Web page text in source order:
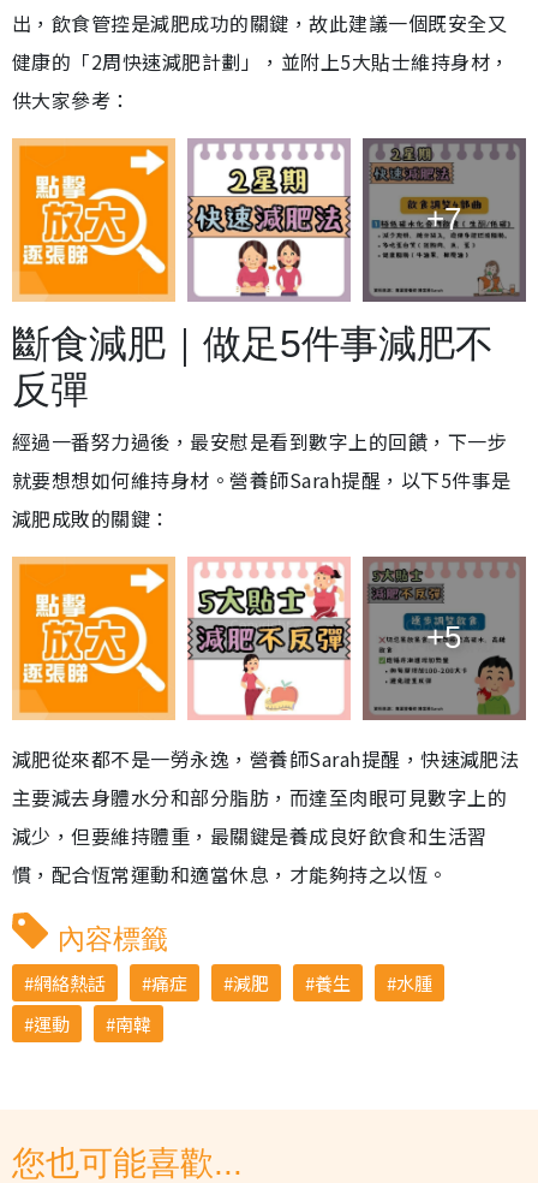
出，飲食管控是減肥成功的關鍵，故此建議一個既安全又
健康的「2周快速減肥計劃」，並附上5大貼士維持身材，
供大家參考：
+7
斷食減肥｜做足5件事減肥不
反彈
經過一番努力過後，最安慰是看到數字上的回饋，下一步
就要想想如何維持身材。營養師Sarah提醒，以下5件事是
減肥成敗的關鍵：
+5
減肥從來都不是一勞永逸，營養師Sarah提醒，快速減肥法
主要減去身體水分和部分脂肪，而達至肉眼可見數字上的
減少，但要維持體重，最關鍵是養成良好飲食和生活習
慣，配合恆常運動和適當休息，才能夠持之以恆。
內容標籤
網絡熱話 痛症 減肥 養生
水腫
運動
南韓
您也可能喜歡...